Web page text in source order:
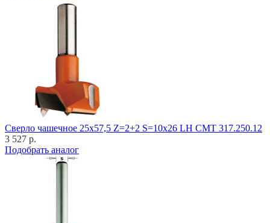
Cверло чашечное 25x57,5 Z=2+2 S=10x26 LH CMT 317.250.12
3 527 р.
Подобрать аналог